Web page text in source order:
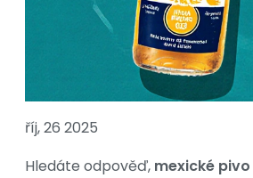
říj, 26 2025
Hledáte odpověď, mexické pivo